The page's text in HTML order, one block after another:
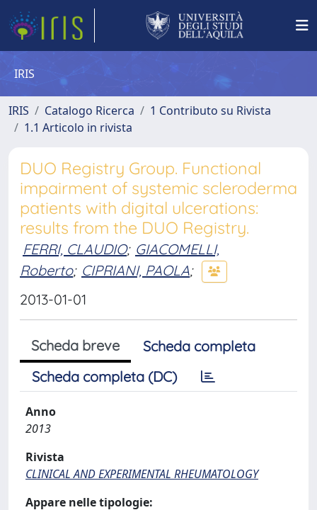
IRIS
IRIS Catalogo Ricerca
1 Contributo su Rivista
1.1 Articolo in rivista
DUO Registry Group. Functional
impairment of systemic scleroderma
patients with digital ulcerations:
results from the DUO Registry.
FERRI, CLAUDIO; GIACOMELLI,
Roberto; CIPRIANI, PAOLA;
2013-01-01
Scheda breve
Scheda completa
Scheda completa (DC)
Anno
2013
Rivista
CLINICAL AND EXPERIMENTAL RHEUMATOLOGY
Appare nelle tipologie: